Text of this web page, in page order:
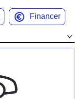
Financer